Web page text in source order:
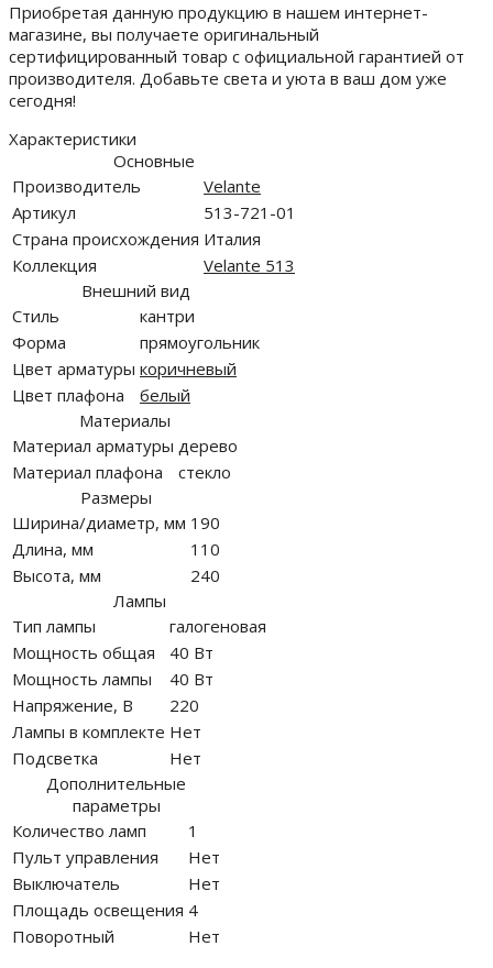
Приобретая данную продукцию в нашем интернет-
магазине, вы получаете оригинальный
сертифицированный товар с официальной гарантией от
производителя. Добавьте света и уюта в ваш дом уже
сегодня!
Характеристики
Основные
Производитель
Velante
Артикул
513-721-01
Страна происхождения Италия
Коллекция
Velante 513
Внешний вид
Стиль
кантри
Форма
прямоугольник
Цвет арматуры коричневый
Цвет плафона
белый
Материалы
Материал арматуры дерево
Материал плафона
стекло
Размеры
Ширина/диаметр, мм 190
Длина, мм
110
Высота, мм
240
Лампы
Тип лампы
галогеновая
Мощность общая
40 Вт
Мощность лампы
40 Вт
Напряжение, В
220
Лампы в комплекте Нет
Подсветка
Нет
Дополнительные
параметры
Количество ламп
1
Пульт управления
Нет
Выключатель
Нет
Площадь освещения 4
Поворотный
Нет